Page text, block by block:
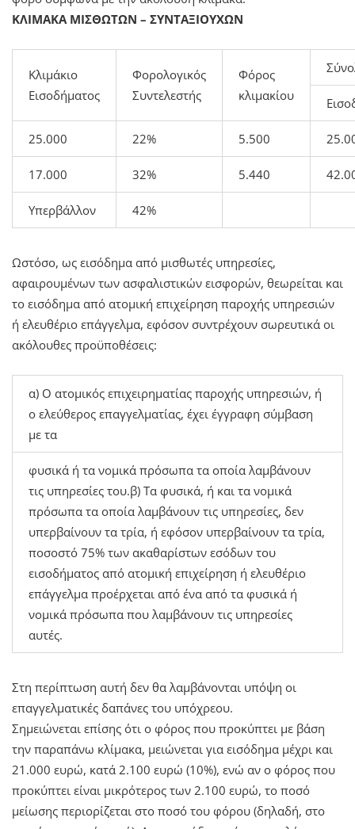
ΚΛΙΜΑΚΑ ΜΙΣΘΩΤΩΝ – ΣΥΝΤΑΞΙΟΥΧΩΝ
Κλιμάκιο
Εισοδήματος
Φορολογικός
Συντελεστής
Φόρος
κλιμακίου
25.000 22% 5.500
17.000 32% 5.440
Υπερβάλλον 42%
Ωστόσο, ως εισόδημα από μισθωτές υπηρεσίες,
αφαιρουμένων των ασφαλιστικών εισφορών, θεωρείται και
το εισόδημα από ατομική επιχείρηση παροχής υπηρεσιών
ή ελευθέριο επάγγελμα, εφόσον συντρέχουν σωρευτικά οι
ακόλουθες προϋποθέσεις:
α) Ο ατομικός επιχειρηματίας παροχής υπηρεσιών, ή
ο ελεύθερος επαγγελματίας, έχει έγγραφη σύμβαση
με τα
φυσικά ή τα νομικά πρόσωπα τα οποία λαμβάνουν
τις υπηρεσίες του.β) Τα φυσικά, ή και τα νομικά
πρόσωπα τα οποία λαμβάνουν τις υπηρεσίες, δεν
υπερβαίνουν τα τρία, ή εφόσον υπερβαίνουν τα τρία,
ποσοστό 75% των ακαθαρίστων εσόδων του
εισοδήματος από ατομική επιχείρηση ή ελευθέριο
επάγγελμα προέρχεται από ένα από τα φυσικά ή
νομικά πρόσωπα που λαμβάνουν τις υπηρεσίες
αυτές.
Στη περίπτωση αυτή δεν θα λαμβάνονται υπόψη οι
επαγγελματικές δαπάνες του υπόχρεου.
Σημειώνεται επίσης ότι ο φόρος που προκύπτει με βάση
την παραπάνω κλίμακα, μειώνεται για εισόδημα μέχρι και
21.000 ευρώ, κατά 2.100 ευρώ (10%), ενώ αν ο φόρος που
προκύπτει είναι μικρότερος των 2.100 ευρώ, το ποσό
μείωσης περιορίζεται στο ποσό του φόρου (δηλαδή, στο